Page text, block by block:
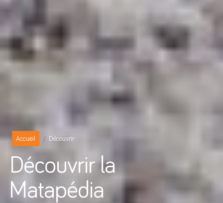
Accueil Découvrir
Découvrir la
Matapédia